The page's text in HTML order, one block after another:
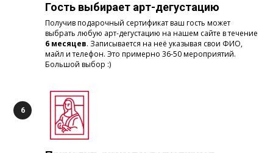
Гость выбирает арт-дегустацию
Получив подарочный сертификат ваш гость может
выбрать любую арт-дегустацию на нашем сайте в течение
6 месяцев. Записывается на неё указывая свои ФИО,
майл и телефон. Это примерно 36-50 мероприятий.
Большой выбор :)